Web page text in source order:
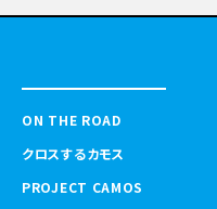
ON THE ROAD
クロスするカモス
PROJECT CAMOS